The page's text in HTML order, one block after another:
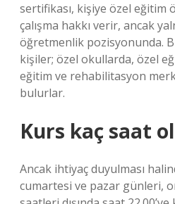
sertifikası, kişiye özel eğitim
çalışma hakkı verir, ancak
öğretmenlik pozisyonunda.
kişiler; özel okullarda, özel
eğitim ve rehabilitasyon
bulurlar.
Kurs kaç saat
Ancak ihtiyaç duyulması
cumartesi ve pazar günleri,